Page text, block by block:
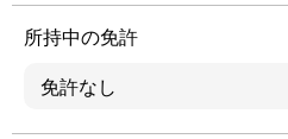
所持中の免許